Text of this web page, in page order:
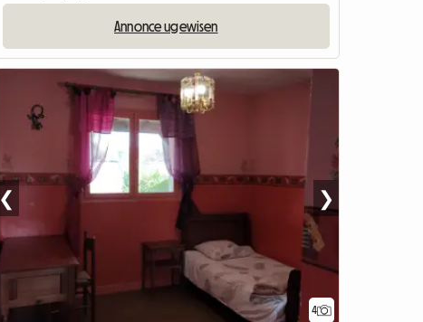
Annonce ugewisen
4
❮ ❯